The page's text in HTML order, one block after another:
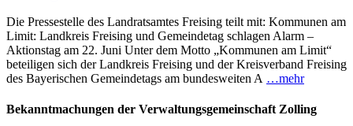
Die Pressestelle des Landratsamtes Freising teilt mit: Kommunen am
Limit: Landkreis Freising und Gemeindetag schlagen Alarm –
Aktionstag am 22. Juni Unter dem Motto „Kommunen am Limit“
beteiligen sich der Landkreis Freising und der Kreisverband Freising
des Bayerischen Gemeindetags am bundesweiten A …mehr
Bekanntmachungen der Verwaltungsgemeinschaft Zolling